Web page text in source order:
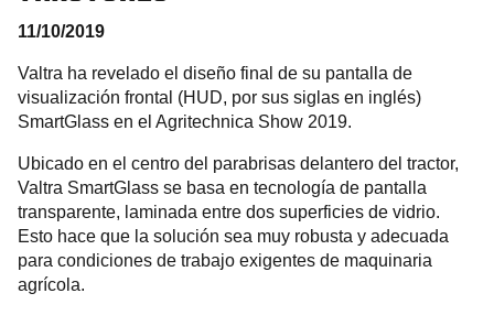
11/10/2019
Valtra ha revelado el diseño final de su pantalla de
visualización frontal (HUD, por sus siglas en inglés)
SmartGlass en el Agritechnica Show 2019.
Ubicado en el centro del parabrisas delantero del tractor,
Valtra SmartGlass se basa en tecnología de pantalla
transparente, laminada entre dos superficies de vidrio.
Esto hace que la solución sea muy robusta y adecuada
para condiciones de trabajo exigentes de maquinaria
agrícola.